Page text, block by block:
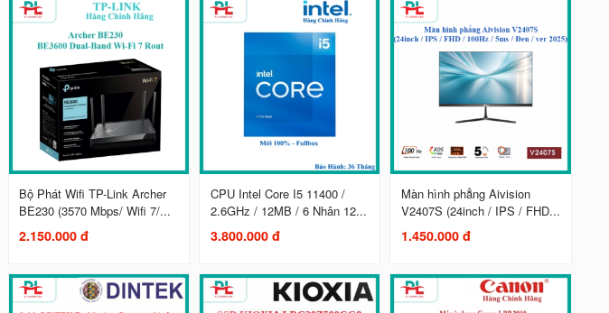
Bộ Phát Wifi TP-Link Archer
BE230 (3570 Mbps/ Wifi 7/...
2.150.000 đ
CPU Intel Core I5 11400 /
2.6GHz / 12MB / 6 Nhân 12...
3.800.000 đ
Màn hình phẳng Aivision
V2407S (24inch / IPS / FHD...
1.450.000 đ